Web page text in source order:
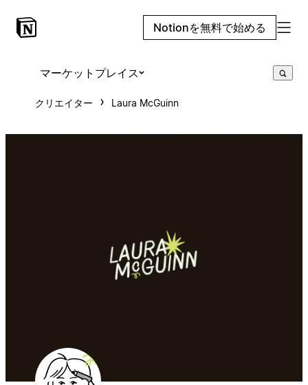
Notionを無料で始める
マーケットプレイス
クリエイター Laura McGuinn